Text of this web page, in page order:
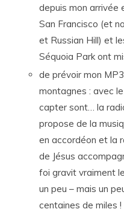
depuis mon arrivée
San Francisco (et
et Russian Hill) et
Séquoia Park ont
de prévoir mon
montagnes : avec
capter sont… la
propose de la
en accordéon et la
de Jésus
foi gravit vraiment
un peu – mais un
centaines de miles !